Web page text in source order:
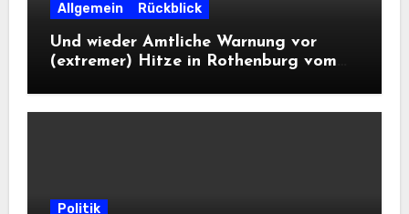
Allgemein Rückblick
Und wieder Amtliche Warnung vor
(extremer) Hitze in Rothenburg vom
Politik